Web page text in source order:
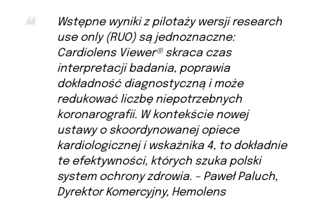
Wstępne wyniki z pilotaży wersji research
use only (RUO) są jednoznaczne:
Cardiolens Viewer® skraca czas
interpretacji badania, poprawia
dokładność diagnostyczną i może
redukować liczbę niepotrzebnych
koronarografii. W kontekście nowej
ustawy o skoordynowanej opiece
kardiologicznej i wskaźnika 4, to dokładnie
te efektywności, których szuka polski
system ochrony zdrowia. – Paweł Paluch,
Dyrektor Komercyjny, Hemolens